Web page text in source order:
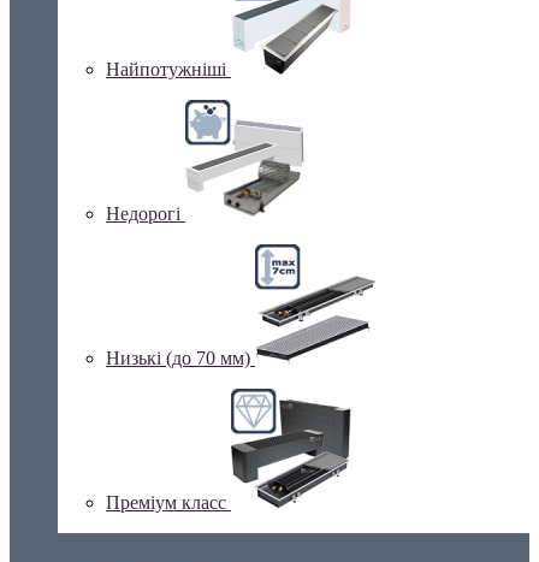
Найпотужніші
Недорогі
Низькі (до 70 мм)
Преміум класс